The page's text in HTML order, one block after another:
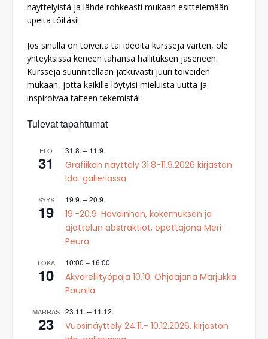
näyttelyistä ja lähde rohkeasti mukaan esittelemään
upeita töitäsi!
Jos sinulla on toiveita tai ideoita kursseja varten, ole
yhteyksissä keneen tahansa hallituksen jäseneen.
Kursseja suunnitellaan jatkuvasti juuri toiveiden
mukaan, jotta kaikille löytyisi mieluista uutta ja
inspiroivaa taiteen tekemistä!
Tulevat tapahtumat
ELO
31
31.8. – 11.9.
Grafiikan näyttely 31.8-11.9.2026 kirjaston
Ida-galleriassa
SYYS
19
19.9. –20.9.
19.-20.9. Havainnon, kokemuksen ja
ajattelun abstraktiot, opettajana Meri
Peura
LOKA
10
10:00 – 16:00
Akvarellityöpaja 10.10. Ohjaajana Marjukka
Paunila
MARRAS
23
23.11. – 11.12.
Vuosinäyttely 24.11.- 10.12.2026, kirjaston